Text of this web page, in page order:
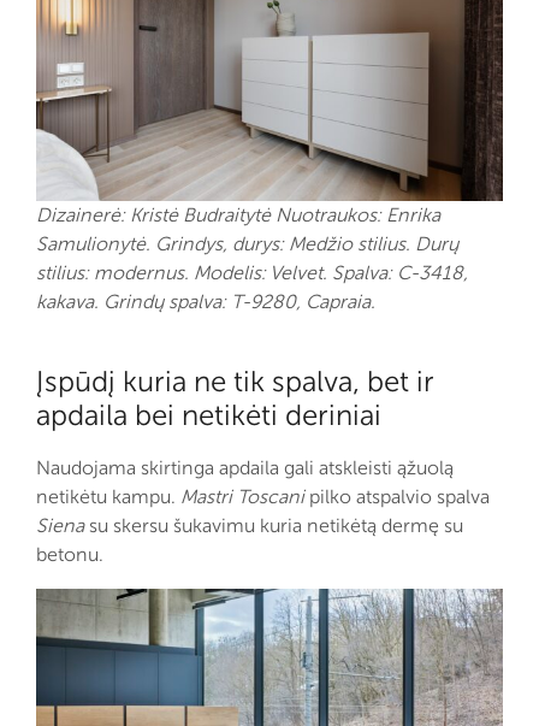
Dizainerė: Kristė Budraitytė Nuotraukos: Enrika
Samulionytė. Grindys, durys: Medžio stilius. Durų
stilius: modernus. Modelis: Velvet. Spalva: C-3418,
kakava. Grindų spalva: T-9280, Capraia.
Įspūdį kuria ne tik spalva, bet ir
apdaila bei netikėti deriniai
Naudojama skirtinga apdaila gali atskleisti ąžuolą
netikėtu kampu. Mastri Toscanipilko atspalvio spalva
Sienasu skersu šukavimu kuria netikėtą dermę su
betonu.